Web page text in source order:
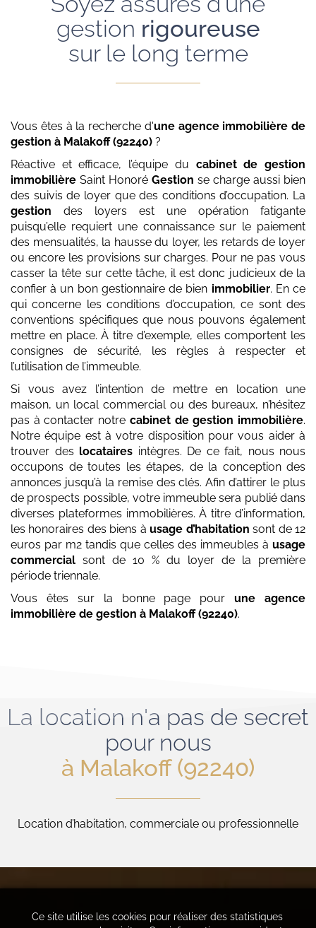
gestion rigoureuse
sur le long terme
Vous êtes à la recherche d'une agence immobilière de
gestion à Malakoff (92240) ?
Réactive et efficace, l’équipe du cabinet de gestion
immobilière Saint Honoré Gestion se charge aussi bien
des suivis de loyer que des conditions d’occupation. La
gestion des loyers est une opération fatigante
puisqu’elle requiert une connaissance sur le paiement
des mensualités, la hausse du loyer, les retards de loyer
ou encore les provisions sur charges. Pour ne pas vous
casser la tête sur cette tâche, il est donc judicieux de la
confier à un bon gestionnaire de bien immobilier. En ce
qui concerne les conditions d’occupation, ce sont des
conventions spécifiques que nous pouvons également
mettre en place. À titre d’exemple, elles comportent les
consignes de sécurité, les règles à respecter et
l’utilisation de l’immeuble.
Si vous avez l’intention de mettre en location une
maison, un local commercial ou des bureaux, n’hésitez
pas à contacter notre cabinet de gestion immobilière.
Notre équipe est à votre disposition pour vous aider à
trouver des locataires intègres. De ce fait, nous nous
occupons de toutes les étapes, de la conception des
annonces jusqu’à la remise des clés. Afin d’attirer le plus
de prospects possible, votre immeuble sera publié dans
diverses plateformes immobilières. À titre d’information,
les honoraires des biens àusage d’habitation sont de 12
euros par m2 tandis que celles des immeubles à usage
commercial sont de 10 % du loyer de la première
période triennale.
Vous êtes sur la bonne page pourune agence
immobilière de gestion à Malakoff (92240).
La location n'a pas de secret
pour nous
à Malakoff (92240)
Location d’habitation, commerciale ou professionnelle
Ce site utilise les cookies pour réaliser des statistiques